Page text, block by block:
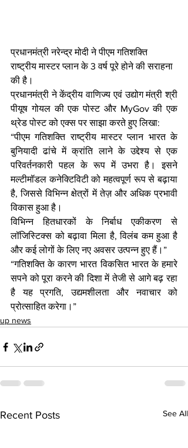
प्रधानमंत्री नरेन्द्र मोदी ने पीएम गतिशक्ति
राष्ट्रीय मास्टर प्लान के 3 वर्ष पूरे होने की सराहना
की है।
प्रधानमंत्री ने केंद्रीय वाणिज्य एवं उद्योग मंत्री श्री
पीयूष गोयल की एक पोस्ट और MyGov की एक
थ्रेड पोस्ट को एक्स पर साझा करते हुए लिखा:
“पीएम गतिशक्ति राष्ट्रीय मास्टर प्लान भारत के
बुनियादी ढांचे में क्रांति लाने के उद्देश्य से एक
परिवर्तनकारी पहल के रूप में उभरा है। इसने
मल्टीमॉडल कनेक्टिविटी को महत्वपूर्ण रूप से बढ़ाया
है, जिससे विभिन्न क्षेत्रों में तेज़ और अधिक प्रभावी
विकास हुआ है।
विभिन्न हितधारकों के निर्बाध एकीकरण से
लॉजिस्टिक्स को बढ़ावा मिला है, विलंब कम हुआ है
और कई लोगों के लिए नए अवसर उत्पन्‍न हुए हैं।”
“गतिशक्ति के कारण भारत विकसित भारत के हमारे
सपने को पूरा करने की दिशा में तेजी से आगे बढ़ रहा
है यह प्रगति, उद्यमशीलता और नवाचार को
प्रोत्साहित करेगा।”
up news
Recent Posts See All